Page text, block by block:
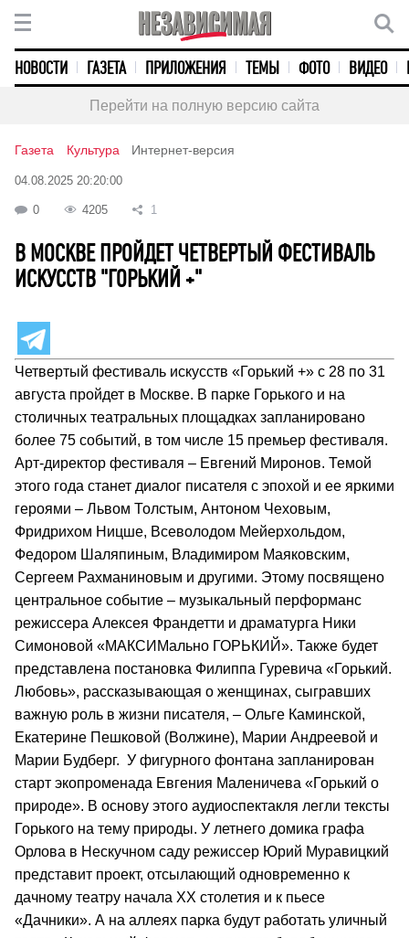
НОВОСТИ ГАЗЕТА ПРИЛОЖЕНИЯ ТЕМЫ ФОТО ВИДЕО
Перейти на полную версию сайта
Газета Культура Интернет-версия
04.08.2025 20:20:00
0 4205 1
В МОСКВЕ ПРОЙДЕТ ЧЕТВЕРТЫЙ ФЕСТИВАЛЬ
ИСКУССТВ "ГОРЬКИЙ +"
Четвертый фестиваль искусств «Горький +» с 28 по 31
августа пройдет в Москве. В парке Горького и на
столичных театральных площадках запланировано
более 75 событий, в том числе 15 премьер фестиваля.
Арт-директор фестиваля – Евгений Миронов. Темой
этого года станет диалог писателя с эпохой и ее яркими
героями – Львом Толстым, Антоном Чеховым,
Фридрихом Ницше, Всеволодом Мейерхольдом,
Федором Шаляпиным, Владимиром Маяковским,
Сергеем Рахманиновым и другими. Этому посвящено
центральное событие – музыкальный перформанс
режиссера Алексея Франдетти и драматурга Ники
Симоновой «МАКСИМально ГОРЬКИЙ». Также будет
представлена постановка Филиппа Гуревича «Горький.
Любовь», рассказывающая о женщинах, сыгравших
важную роль в жизни писателя, – Ольге Каминской,
Екатерине Пешковой (Волжине), Марии Андреевой и
Марии Будберг. У фигурного фонтана запланирован
старт экопроменада Евгения Маленичева «Горький о
природе». В основу этого аудиоспектакля легли тексты
Горького на тему природы. У летнего домика графа
Орлова в Нескучном саду режиссер Юрий Муравицкий
представит проект, отсылающий одновременно к
дачному театру начала XX столетия и к пьесе
«Дачники». А на аллеях парка будут работать уличный